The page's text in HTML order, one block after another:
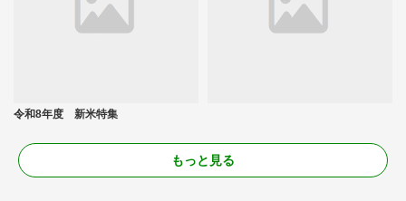
令和8年度 新米特集
もっと見る